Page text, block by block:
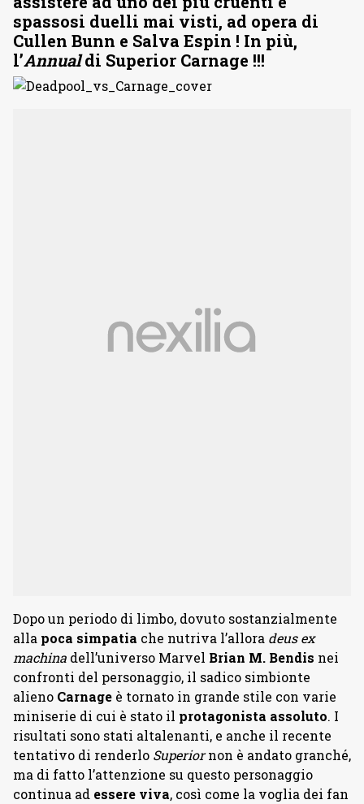
spassosi duelli mai visti, ad opera di
Cullen Bunn e Salva Espin ! In più,
l’Annualdi Superior Carnage !!!
Dopo un periodo di limbo, dovuto sostanzialmente
alla poca simpatia che nutriva l’allora deus ex
machina dell’universo Marvel Brian M. Bendis nei
confronti del personaggio, il sadico simbionte
alieno Carnage è tornato in grande stile con varie
miniserie di cui è stato il protagonista assoluto. I
risultati sono stati altalenanti, e anche il recente
tentativo di renderlo Superiornon è andato granché,
ma di fatto l’attenzione su questo personaggio
continua ad essere viva, così come la voglia dei fan